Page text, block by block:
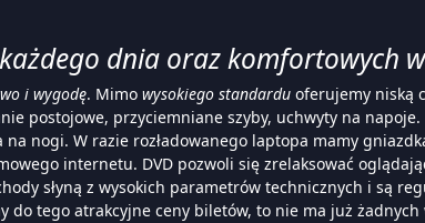
dnia oraz komfortowych
i wygodę. Mimo wysokiego standardu oferujemy niską
postojowe, przyciemniane szyby, uchwyty na napoje.
nogi. W razie rozładowanego laptopa mamy
internetu. DVD pozwoli się zrelaksować
słyną z wysokich parametrów technicznych i są
do tego atrakcyjne ceny biletów, to nie ma już